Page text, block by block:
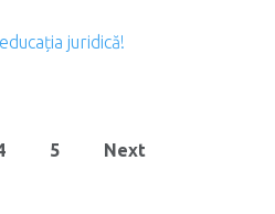
juridică!
5 Next